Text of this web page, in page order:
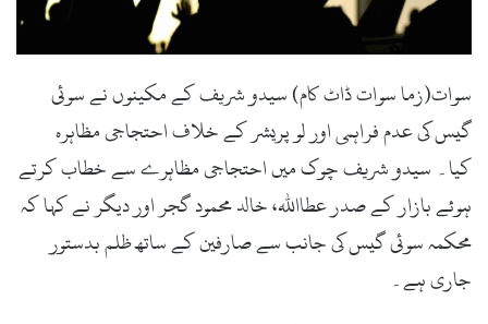
l
سوات(زما سوات ڈاٹ کام) سیدو شریف کے مکینوں نے سوئی
گیس کی عدم فراہمی اور لو پریشر کے خلاف احتجاجی مظاہرہ
کیا۔ سیدو شریف چوک میں احتجاجی مظاہرے سے خطاب کرتے
ہوئے بازار کے صدر عطااللہ، خالد محمود گجر اور دیگر نے کہا کہ
محکمہ سوئی گیس کی جانب سے صارفین کے ساتھ ظلم بدستور
جاری ہے۔